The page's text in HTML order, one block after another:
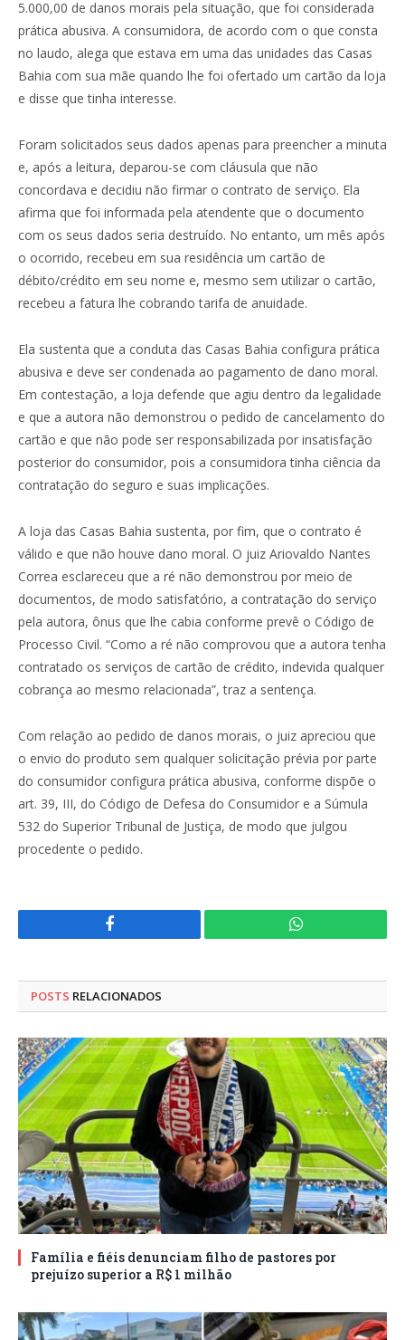
5.000,00 de danos morais pela situação, que foi considerada
prática abusiva. A consumidora, de acordo com o que consta
no laudo, alega que estava em uma das unidades das Casas
Bahia com sua mãe quando lhe foi ofertado um cartão da loja
e disse que tinha interesse.
Foram solicitados seus dados apenas para preencher a minuta
e, após a leitura, deparou-se com cláusula que não
concordava e decidiu não firmar o contrato de serviço. Ela
afirma que foi informada pela atendente que o documento
com os seus dados seria destruído. No entanto, um mês após
o ocorrido, recebeu em sua residência um cartão de
débito/crédito em seu nome e, mesmo sem utilizar o cartão,
recebeu a fatura lhe cobrando tarifa de anuidade.
Ela sustenta que a conduta das Casas Bahia configura prática
abusiva e deve ser condenada ao pagamento de dano moral.
Em contestação, a loja defende que agiu dentro da legalidade
e que a autora não demonstrou o pedido de cancelamento do
cartão e que não pode ser responsabilizada por insatisfação
posterior do consumidor, pois a consumidora tinha ciência da
contratação do seguro e suas implicações.
A loja das Casas Bahia sustenta, por fim, que o contrato é
válido e que não houve dano moral. O juiz Ariovaldo Nantes
Correa esclareceu que a ré não demonstrou por meio de
documentos, de modo satisfatório, a contratação do serviço
pela autora, ônus que lhe cabia conforme prevê o Código de
Processo Civil. “Como a ré não comprovou que a autora tenha
contratado os serviços de cartão de crédito, indevida qualquer
cobrança ao mesmo relacionada”, traz a sentença.
Com relação ao pedido de danos morais, o juiz apreciou que
o envio do produto sem qualquer solicitação prévia por parte
do consumidor configura prática abusiva, conforme dispõe o
art. 39, III, do Código de Defesa do Consumidor e a Súmula
532 do Superior Tribunal de Justiça, de modo que julgou
procedente o pedido.
Facebook WhatsApp
POSTS RELACIONADOS
Família e fiéis denunciam filho de pastores por
prejuízo superior a R$ 1 milhão